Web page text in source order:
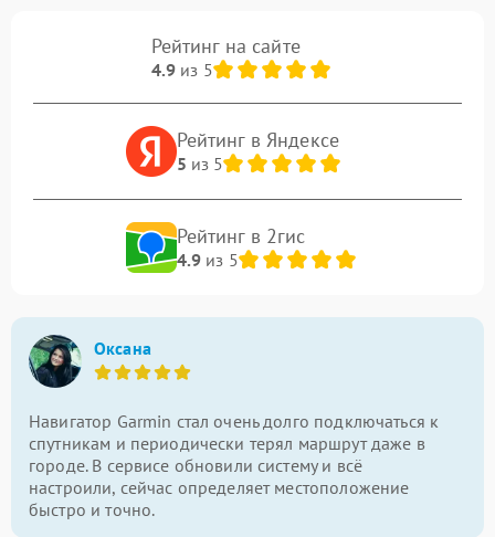
Рейтинг на сайте
4.9из 5
Рейтинг в Яндексе
5 из 5
Рейтинг в 2гис
4.9из 5
Оксана
Навигатор Garmin стал очень долго подключаться к
спутникам и периодически терял маршрут даже в
городе. В сервисе обновили систему и всё
настроили, сейчас определяет местоположение
быстро и точно.